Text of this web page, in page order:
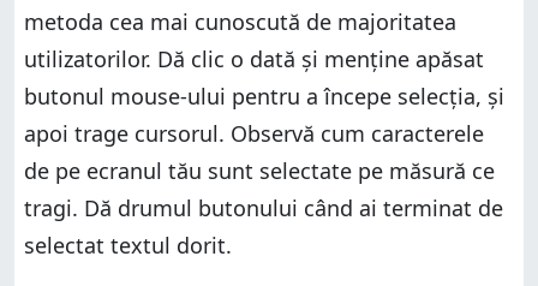
metoda cea mai cunoscută de majoritatea
utilizatorilor. Dă clic o dată și menține apăsat
butonul mouse-ului pentru a începe selecția, și
apoi trage cursorul. Observă cum caracterele
de pe ecranul tău sunt selectate pe măsură ce
tragi. Dă drumul butonului când ai terminat de
selectat textul dorit.